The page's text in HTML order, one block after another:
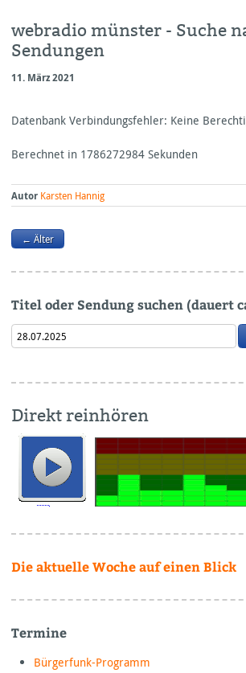
webradio münster - Suche
Sendungen
11. März 2021
Datenbank Verbindungsfehler: Keine
Berechnet in 1786272984 Sekunden
Autor Karsten Hannig
← Älter
Titel oder Sendung suchen (dauert
Direkt reinhören
Die aktuelle Woche auf einen Blick
Termine
Bürgerfunk-Programm